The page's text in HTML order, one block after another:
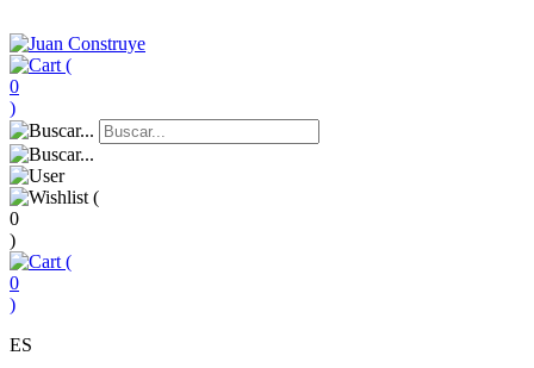
(
0
)
(
0
)
(
0
)
ES